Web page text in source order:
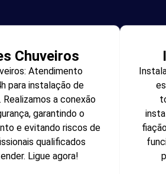
Chuveiros
Atendimento
para instalação de
a conexão
garantindo o
e evitando riscos de
qualificados
Ligue agora!